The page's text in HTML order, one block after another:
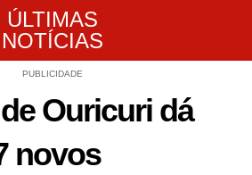
ÚLTIMAS
NOTÍCIAS
PUBLICIDADE
Ouricuri dá
novos